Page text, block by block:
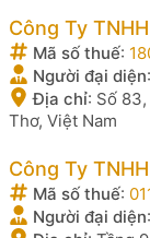
Công Ty
Mã số thuế:
Người đại diện:
Địa chỉ: Số
Thơ, Việt Nam
Công Ty
Mã số thuế:
Người đại diện: